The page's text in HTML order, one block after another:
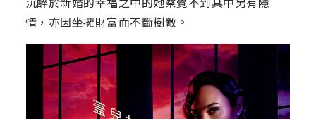
情，亦因坐擁財富而不斷樹敵。